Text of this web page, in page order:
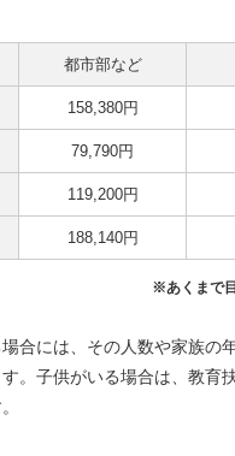
都市部など
158,380円
79,790円
119,200円
188,140円
※あくまで
合には、その人数や家族の
。子供がいる場合は、教育